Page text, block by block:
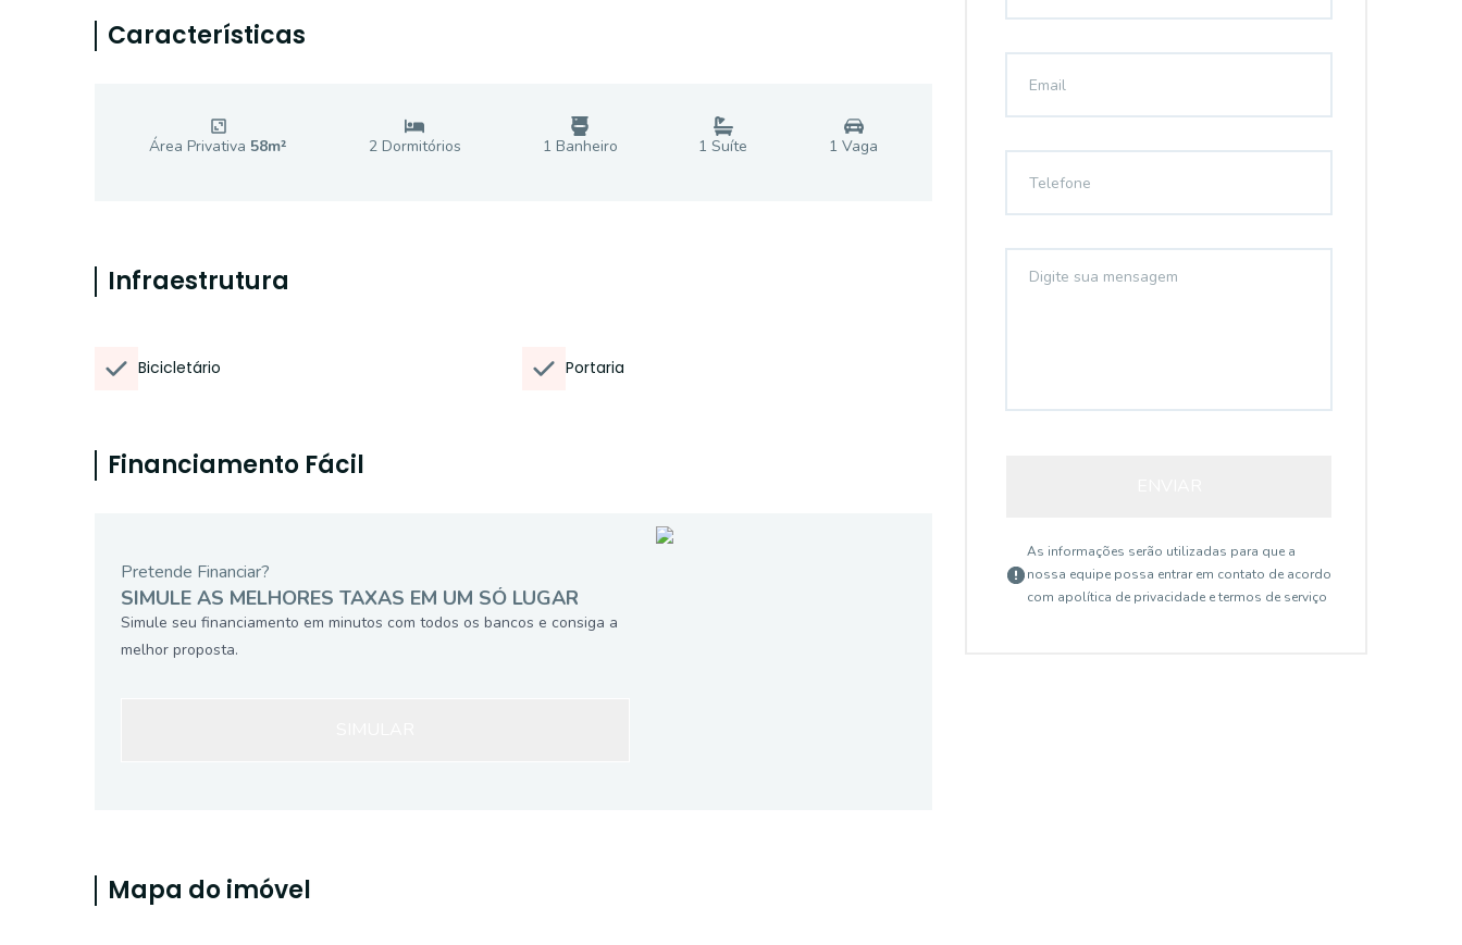
Características
Área Privativa 58m² 2Dormitórios 1 Banheiro 1 Suíte 1 Vaga
Infraestrutura
Bicicletário Portaria
Financiamento Fácil
Pretende Financiar?
SIMULE AS MELHORES TAXAS EM UM SÓ LUGAR
Simule seu financiamento em minutos com todos os bancos e consiga a
melhor proposta.
Mapa do imóvel
As informações serão utilizadas para que a
nossa equipe possa entrar em contato de acordo
com apolítica de privacidade e termos de serviço